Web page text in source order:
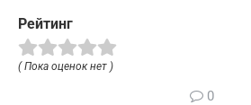
Рейтинг
( Пока оценок нет )
0